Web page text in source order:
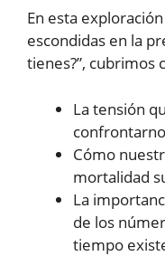
En esta
escondidas en la
tienes?”,
La tensión
Cómo
mortalidad
La
de los
tiempo